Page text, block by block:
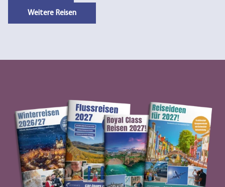
Weitere Reisen